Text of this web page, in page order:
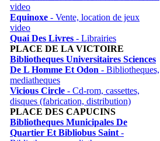
video
Equinoxe - Vente, location de jeux
video
Quai Des Livres - Librairies
PLACE DE LA VICTOIRE
Bibliotheques Universitaires Sciences
De L Homme Et Odon - Bibliotheques,
mediatheques
Vicious Circle - Cd-rom, cassettes,
disques (fabrication, distribution)
PLACE DES CAPUCINS
Bibliotheques Municipales De
Quartier Et Bibliobus Saint -